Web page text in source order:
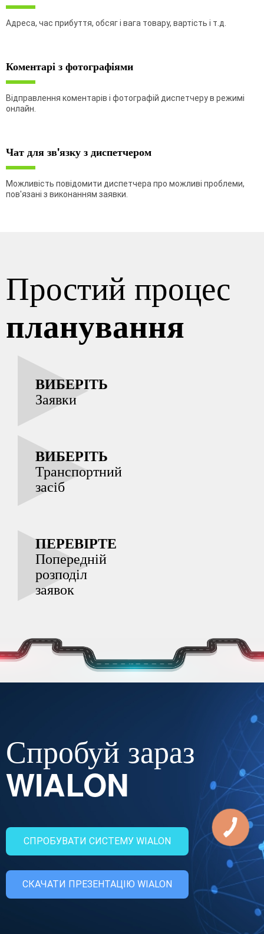
Адреса, час прибуття, обсяг і вага товару, вартість і т.д.
Коментарі з фотографіями
Відправлення коментарів і фотографій диспетчеру в режимі
онлайн.
Чат для зв'язку з диспетчером
Можливість повідомити диспетчера про можливі проблеми,
пов'язані з виконанням заявки.
Простий процес
планування
ВИБЕРІТЬ
Заявки
ВИБЕРІТЬ
Транспортний
засіб
ПЕРЕВІРТЕ
Попередній
розподіл
заявок
Спробуй зараз
WIALON
СПРОБУВАТИ СИСТЕМУ WIALON
СКАЧАТИ ПРЕЗЕНТАЦІЮ WIALON